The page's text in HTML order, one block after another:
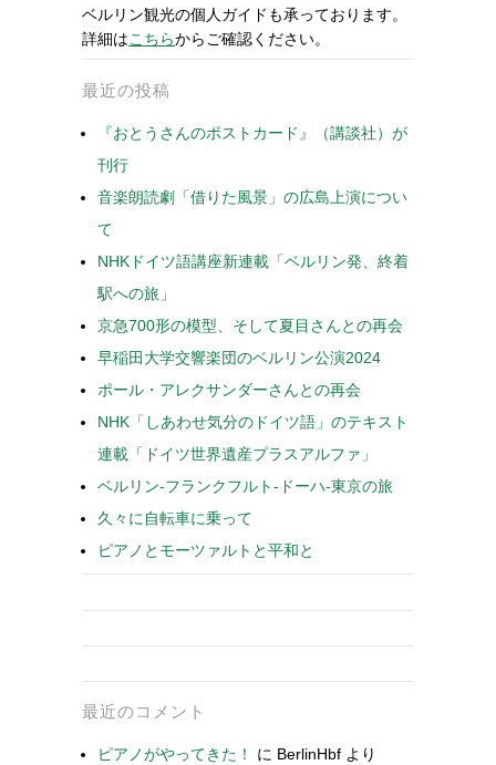
ベルリン観光の個人ガイドも承っております。
詳細はこちらからご確認ください。
最近の投稿
『おとうさんのポストカード』（講談社）が
刊行
音楽朗読劇「借りた風景」の広島上演につい
て
NHKドイツ語講座新連載「ベルリン発、終着
駅への旅」
京急700形の模型、そして夏目さんとの再会
早稲田大学交響楽団のベルリン公演2024
ポール・アレクサンダーさんとの再会
NHK「しあわせ気分のドイツ語」のテキスト
連載「ドイツ世界遺産プラスアルファ」
ベルリン-フランクフルト-ドーハ-東京の旅
久々に自転車に乗って
ピアノとモーツァルトと平和と
最近のコメント
ピアノがやってきた！ に BerlinHbf より